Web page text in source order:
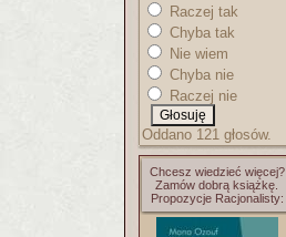
Raczej tak
Chyba tak
Nie wiem
Chyba nie
Raczej nie
Oddano 121 głosów.
Chcesz wiedzieć więcej?
Zamów dobrą książkę.
Propozycje Racjonalisty: